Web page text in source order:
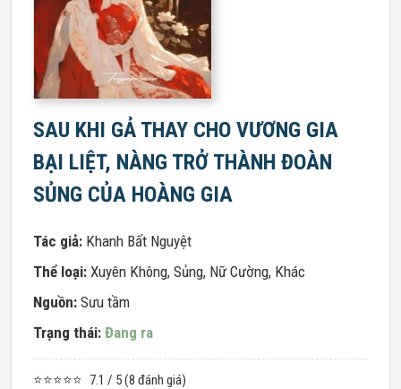
SAU KHI GẢ THAY CHO VƯƠNG GIA
BẠI LIỆT, NÀNG TRỞ THÀNH ĐOÀN
SỦNG CỦA HOÀNG GIA
Tác giả: Khanh Bất Nguyệt
Thể loại: Xuyên Không, Sủng, Nữ Cường, Khác
Nguồn: Sưu tầm
Trạng thái: Đang ra
⭐⭐⭐⭐⭐ 7.1 / 5 (8 đánh giá)